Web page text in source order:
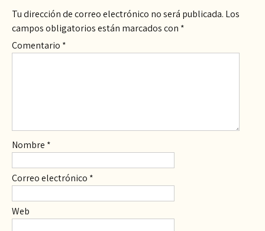
Tu dirección de correo electrónico no será publicada. Los
campos obligatorios están marcados con *
Comentario *
Nombre *
Correo electrónico *
Web